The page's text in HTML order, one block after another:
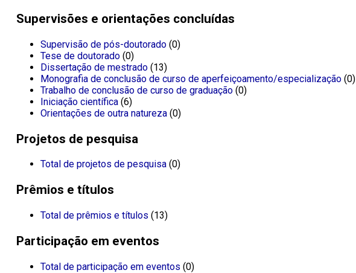
Supervisões e orientações concluídas
Supervisão de pós-doutorado(0)
Tese de doutorado(0)
Dissertação de mestrado(13)
Monografia de conclusão de curso de aperfeiçoamento/especialização(0)
Trabalho de conclusão de curso de graduação(0)
Iniciação científica(6)
Orientações de outra natureza(0)
Projetos de pesquisa
Total de projetos de pesquisa(0)
Prêmios e títulos
Total de prêmios e títulos (13)
Participação em eventos
Total de participação em eventos (0)